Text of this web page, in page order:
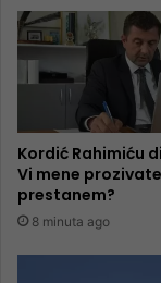
Kordić Rahimiću
Vi mene
prestanem?
8 minuta ago